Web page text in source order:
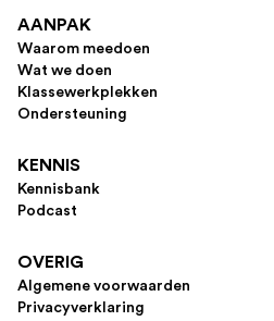
AANPAK
Waarom meedoen
Wat we doen
Klassewerkplekken
Ondersteuning
KENNIS
Kennisbank
Podcast
OVERIG
Algemene voorwaarden
Privacyverklaring